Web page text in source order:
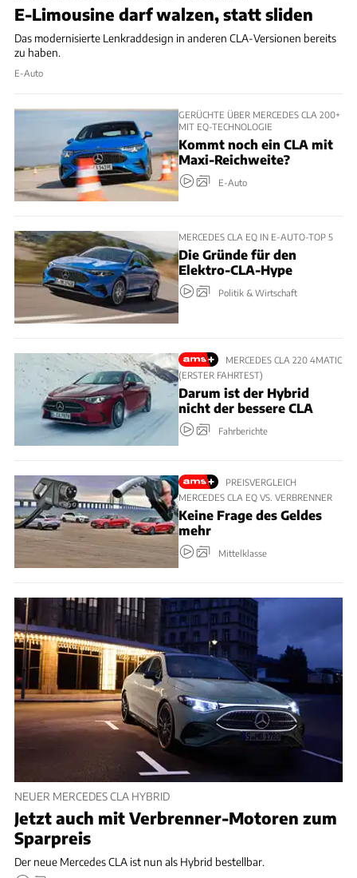
E-Limousine darf walzen, statt sliden
Das modernisierte Lenkraddesign in anderen CLA-Versionen bereits
zu haben.
E-Auto
GERÜCHTE ÜBER MERCEDES CLA 200+
MIT EQ-TECHNOLOGIE
Kommt noch ein CLA mit
Maxi-Reichweite?
E-Auto
MERCEDES CLA EQ IN E-AUTO-TOP 5
Die Gründe für den
Elektro-CLA-Hype
Politik & Wirtschaft
MERCEDES CLA 220 4MATIC
(ERSTER FAHRTEST)
Darum ist der Hybrid
nicht der bessere CLA
Fahrberichte
PREISVERGLEICH
MERCEDES CLA EQ VS. VERBRENNER
Keine Frage des Geldes
mehr
Mittelklasse
NEUER MERCEDES CLA HYBRID
Jetzt auch mit Verbrenner-Motoren zum
Sparpreis
Der neue Mercedes CLA ist nun als Hybrid bestellbar.